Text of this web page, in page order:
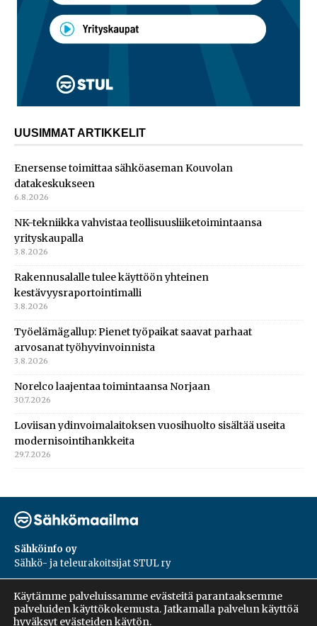
UUSIMMAT ARTIKKELIT
Enersense toimittaa sähköaseman Kouvolan
datakeskukseen
6.8.2026
NK-tekniikka vahvistaa teollisuusliiketoimintaansa
yrityskaupalla
3.8.2026
Rakennusalalle tulee käyttöön yhteinen
kestävyysraportointimalli
3.8.2026
Työelämägallup: Pienet työpaikat saavat parhaat
arvosanat työhyvinvoinnista
3.8.2026
Norelco laajentaa toimintaansa Norjaan
30.7.2026
Loviisan ydinvoimalaitoksen vuosihuolto sisältää useita
modernisointihankkeita
29.7.2026
Sähköinfo oy
Sähkö- ja teleurakoitsijat STUL ry
PL 55, 02601, Espoo
Harakantie 18 B
09 5476 1422
Käytämme palveluissamme evästeitä parantaaksemme
palveluiden käyttökokemusta. Jatkamalla palvelun käyttöä
hyväksyt evästeiden käytön.